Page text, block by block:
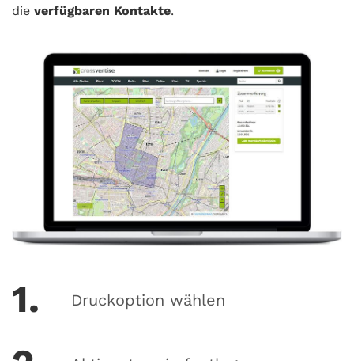
die verfügbaren Kontakte.
1. Druckoption wählen